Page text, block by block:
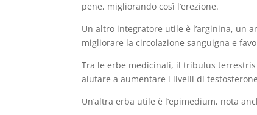
pene, migliorando così l’erezione.
Un altro integratore utile è l’arginina, un
migliorare la circolazione sanguigna e
Tra le erbe medicinali, il tribulus
aiutare a aumentare i livelli di
Un’altra erba utile è l’epimedium, nota